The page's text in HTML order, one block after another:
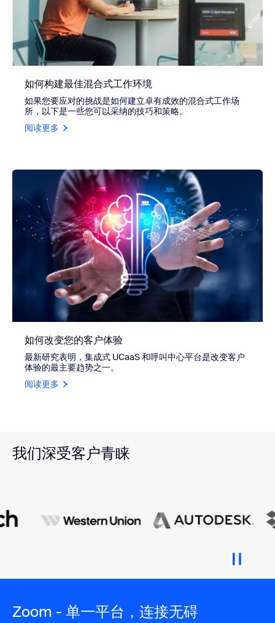
如何构建最佳混合式工作环境
如果您要应对的挑战是如何建立卓有成效的混合式工作场
所，以下是一些您可以采纳的技巧和策略。
阅读更多
如何改变您的客户体验
最新研究表明，集成式 UCaaS 和呼叫中心平台是改变客户
体验的最主要趋势之一。
阅读更多
我们深受客户青睐
Zoom - 单一平台，连接无碍